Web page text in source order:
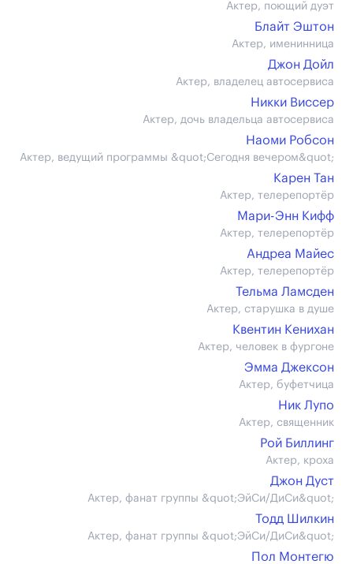
Актер, поющий дуэт
Блайт Эштон
Актер, именинница
Джон Дойл
Актер, владелец автосервиса
Никки Виссер
Актер, дочь владельца автосервиса
Наоми Робсон
Актер, ведущий программы &quot;Сегодня вечером&quot;
Карен Тан
Актер, телерепортёр
Мари-Энн Кифф
Актер, телерепортёр
Андреа Майес
Актер, телерепортёр
Тельма Ламсден
Актер, старушка в душе
Квентин Кенихан
Актер, человек в фургоне
Эмма Джексон
Актер, буфетчица
Ник Лупо
Актер, священник
Рой Биллинг
Актер, кроха
Джон Дуст
Актер, фанат группы &quot;ЭйСи/ДиСи&quot;
Тодд Шилкин
Актер, фанат группы &quot;ЭйСи/ДиСи&quot;
Пол Монтегю